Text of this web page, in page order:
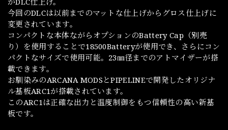
今回のDLCは以前までのマットな仕上げからグロス仕上げに
変更されています。
コンパクトな本体ながらオプションのBattery Cap（別売
り）を使用することで18500Batteryが使用でき、さらにコン
パクトなサイズで使用可能。23㎜径までのアトマイザーが搭
載できます。
お馴染みのARCANA MODSとPIPELINEで開発したオリジナ
ル基板ARC1が搭載されています。
このARC1は正確な出力と温度制御をもつ信頼性の高い新基
板です。